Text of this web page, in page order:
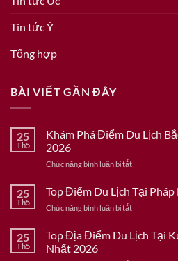
Tin tức Ý
Tổng hợp
BÀI VIẾT GẦN ĐÂY
25
Th5
Khám Phá Điểm Du Lịch
2026
Chức năng bình luận bị tắtở
Phá
Điểm
Du
Bắc
25
Th5
Top Điểm Du Lịch Tại
Chức năng bình luận bị tắtở
Điểm
Du
25
Th5
Top Địa Điểm Du Lịch Tại
Nhất 2026